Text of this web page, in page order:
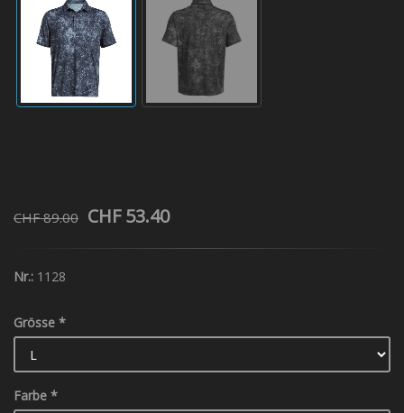
CHF 89.00 CHF 53.40
Nr.: 1128
Grösse *
Farbe *